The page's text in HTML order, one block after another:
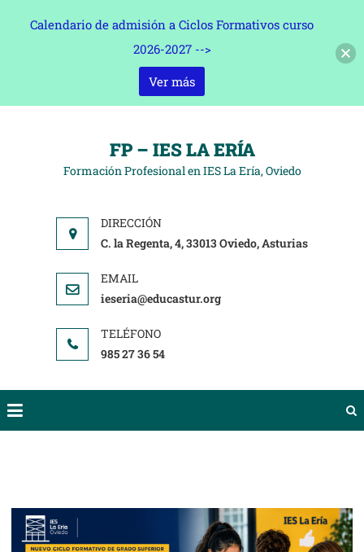
FP – IES LA ERÍA
Formación Profesional en IES La Ería, Oviedo
C. la Regenta, 4, 33013 Oviedo, Asturias
ieseria@educastur.org
985 27 36 54
Calendario de admisión a Ciclos Formativos curso
2026-2027 -->
Ver más